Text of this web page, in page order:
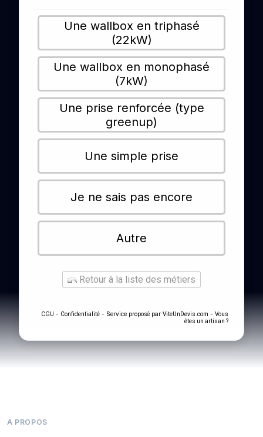
Une wallbox en triphasé
(22kW)
Une wallbox en monophasé
(7kW)
Une prise renforcée (type
greenup)
Une simple prise
Je ne sais pas encore
Autre
Retour à la liste des métiers
CGU - Confidentialité - Service proposé par ViteUnDevis.com - Vous
êtes un artisan ?
A PROPOS